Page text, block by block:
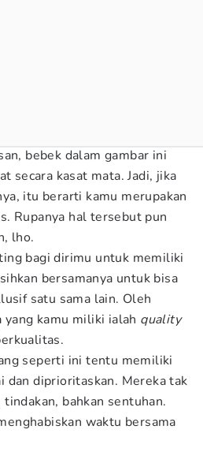
bebek dalam gambar ini
secara kasat mata. Jadi, jika
itu berarti kamu merupakan
Rupanya hal tersebut pun
lho.
bagi dirimu untuk memiliki
bersamanya untuk bisa
satu sama lain. Oleh
yang kamu miliki ialah quality
seperti ini tentu memiliki
dan diprioritaskan. Mereka tak
bahkan sentuhan.
waktu bersama